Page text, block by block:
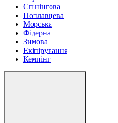
Спінінгова
Поплавцева
Морська
Фідерна
Зимова
Екіпірування
Кемпінг